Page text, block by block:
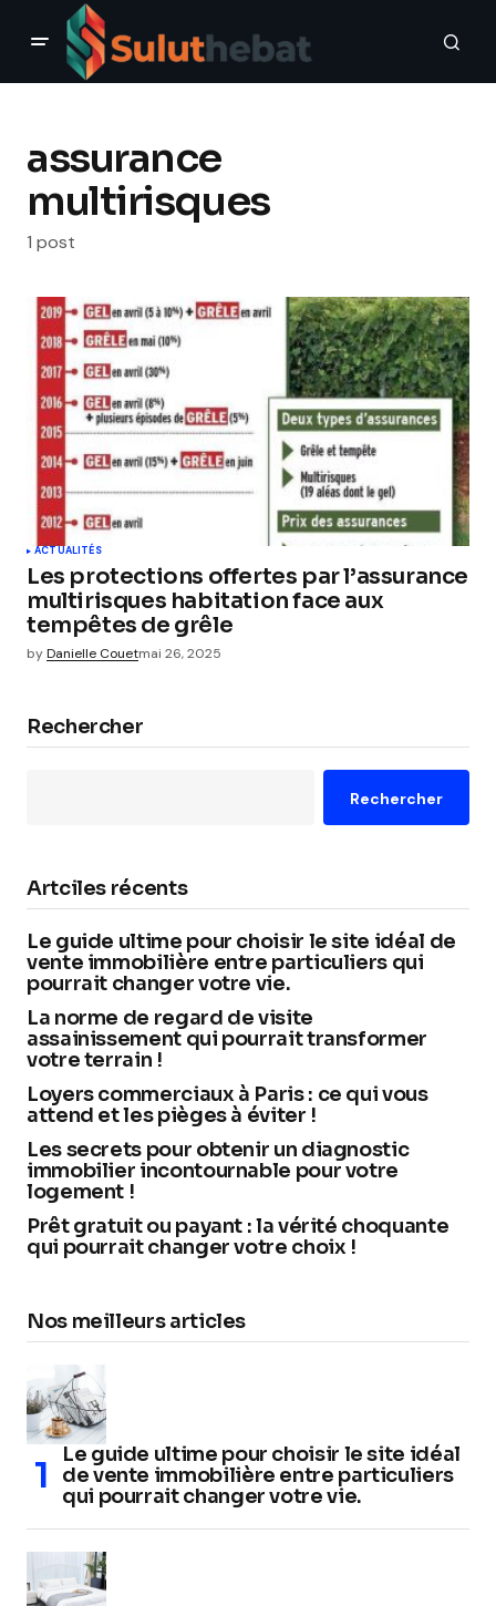
assurance
multirisques
1 post
ACTUALITÉS
Les protections offertes par l’assurance
multirisques habitation face aux
tempêtes de grêle
byDanielle Couetmai 26, 2025
Rechercher
Rechercher
Artciles récents
Le guide ultime pour choisir le site idéal de
vente immobilière entre particuliers qui
pourrait changer votre vie.
La norme de regard de visite
assainissement qui pourrait transformer
votre terrain !
Loyers commerciaux à Paris : ce qui vous
attend et les pièges à éviter !
Les secrets pour obtenir un diagnostic
immobilier incontournable pour votre
logement !
Prêt gratuit ou payant : la vérité choquante
qui pourrait changer votre choix !
Nos meilleurs articles
Le guide ultime pour choisir le site idéal
de vente immobilière entre particuliers
qui pourrait changer votre vie.